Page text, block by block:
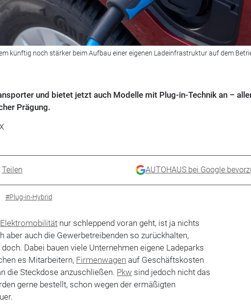
künftig noch stärker beim Aufbau einer eigenen Ladeinfrastruktur auf dem
und bietet jetzt auch Modelle mit Plug-in-Technik an –
Prägung.
Teilen AUTOHAUS bei Google
#Plug-in-Hybrid
Elektromobilität nur schleppend voran geht, ist ja nichts
aber auch die Gewerbetreibenden so zurückhalten,
Dabei bauen viele Unternehmen eigene Ladeparks
es Mitarbeitern, Firmenwagen auf Geschäftskosten
die Steckdose anzuschließen. Pkw sind jedoch nicht das
gerne bestellt, schon wegen der ermäßigten